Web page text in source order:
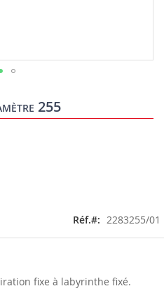
255
Réf. 2283255/01
fixe à labyrinthe fixé.